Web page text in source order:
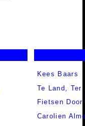
Kees Baars
Te Land,
Fietsen
Carolien